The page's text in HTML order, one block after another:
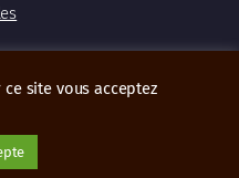
Le Douron
site vous acceptez